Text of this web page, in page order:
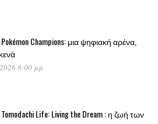
Champions: μια ψηφιακή αρένα,
8:00 μμ
Tomodachi Life: Living the Dream : η ζωή των